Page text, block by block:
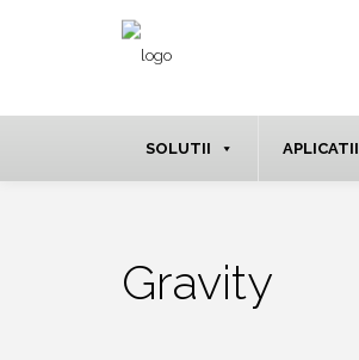
SOLUTII APLICATII
Gravity